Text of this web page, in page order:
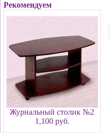
Рекомендуем
Журнальный столик №2
1,100 руб.